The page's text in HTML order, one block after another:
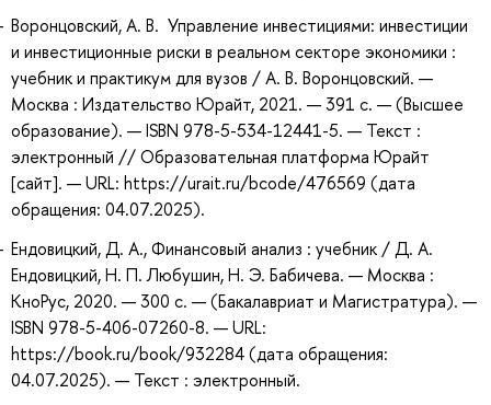
Воронцовский, А. В. Управление инвестициями: инвестиции
и инвестиционные риски в реальном секторе экономики :
учебник и практикум для вузов / А. В. Воронцовский. —
Москва : Издательство Юрайт, 2021. — 391 с. — (Высшее
образование). — ISBN 978-5-534-12441-5. — Текст :
электронный // Образовательная платформа Юрайт
[сайт]. — URL: https://urait.ru/bcode/476569 (дата
обращения: 04.07.2025).
Ендовицкий, Д. А., Финансовый анализ : учебник / Д. А.
Ендовицкий, Н. П. Любушин, Н. Э. Бабичева. — Москва :
КноРус, 2020. — 300 с. — (Бакалавриат и Магистратура). —
ISBN 978-5-406-07260-8. — URL:
https://book.ru/book/932284 (дата обращения:
04.07.2025). — Текст : электронный.